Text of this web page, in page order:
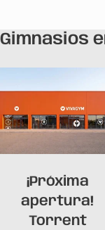
Gimnasios
¡Próxima
apertura!
Torrent